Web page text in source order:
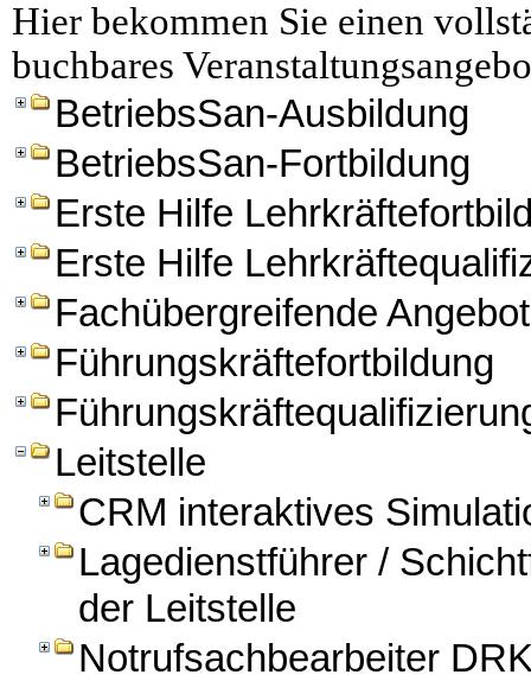
Hier bekommen Sie einen
buchbares
BetriebsSan-Ausbildung
BetriebsSan-Fortbildung
Erste Hilfe
Erste Hilfe
Fachübergreifende
Führungskräftefortbildung
Leitstelle
CRM interaktives
Lagedienstführer /
der Leitstelle
Notrufsachbearbeiter